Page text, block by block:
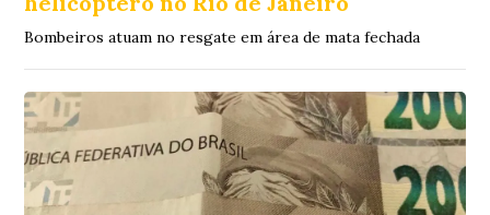
Bombeiros atuam no resgate em área de mata fechada